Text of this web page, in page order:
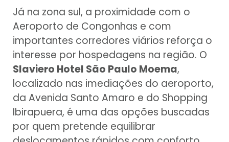
Já na zona sul, a proximidade com o
Aeroporto de Congonhas e com
importantes corredores viários reforça o
interesse por hospedagens na região. O
Slaviero Hotel São Paulo Moema,
localizado nas imediações do aeroporto,
da Avenida Santo Amaro e do Shopping
Ibirapuera, é uma das opções buscadas
por quem pretende equilibrar